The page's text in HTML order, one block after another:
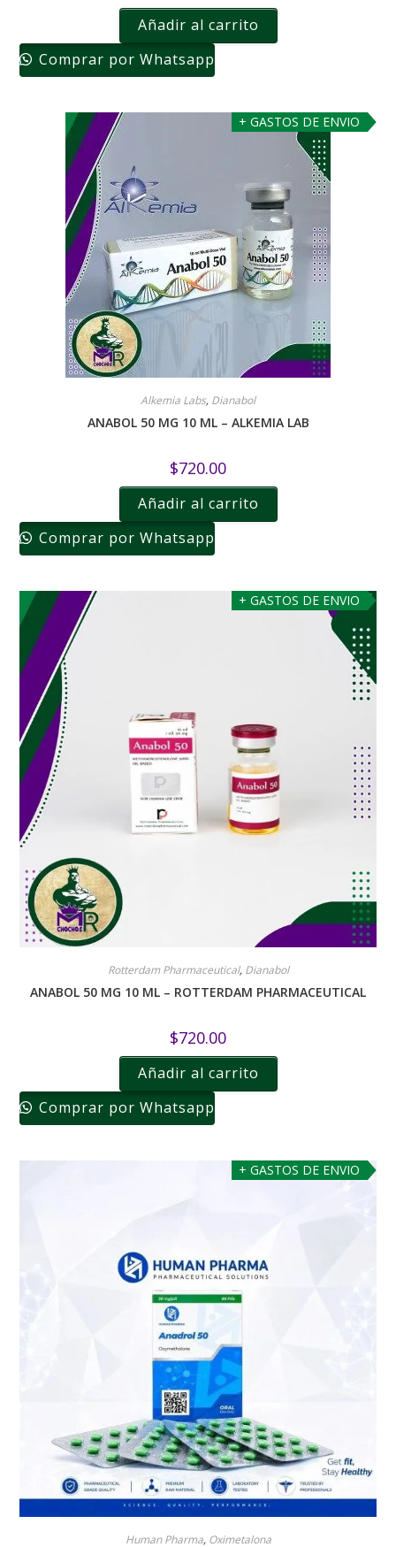
Añadir al carrito
Comprar por Whatsapp
+ GASTOS DE ENVIO
Alkemia Labs, Dianabol
ANABOL 50 MG 10 ML – ALKEMIA LAB
$720.00
Añadir al carrito
Comprar por Whatsapp
+ GASTOS DE ENVIO
Rotterdam Pharmaceutical, Dianabol
ANABOL 50 MG 10 ML – ROTTERDAM PHARMACEUTICAL
$720.00
Añadir al carrito
Comprar por Whatsapp
+ GASTOS DE ENVIO
Human Pharma, Oximetalona